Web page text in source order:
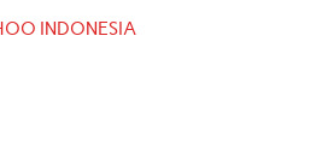
INDONESIA